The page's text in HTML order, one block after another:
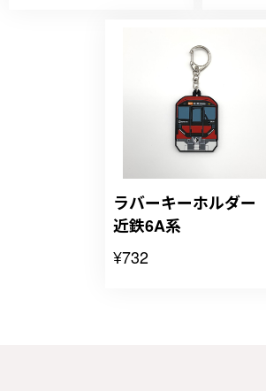
ラバーキーホルダー
近鉄6A系
¥732